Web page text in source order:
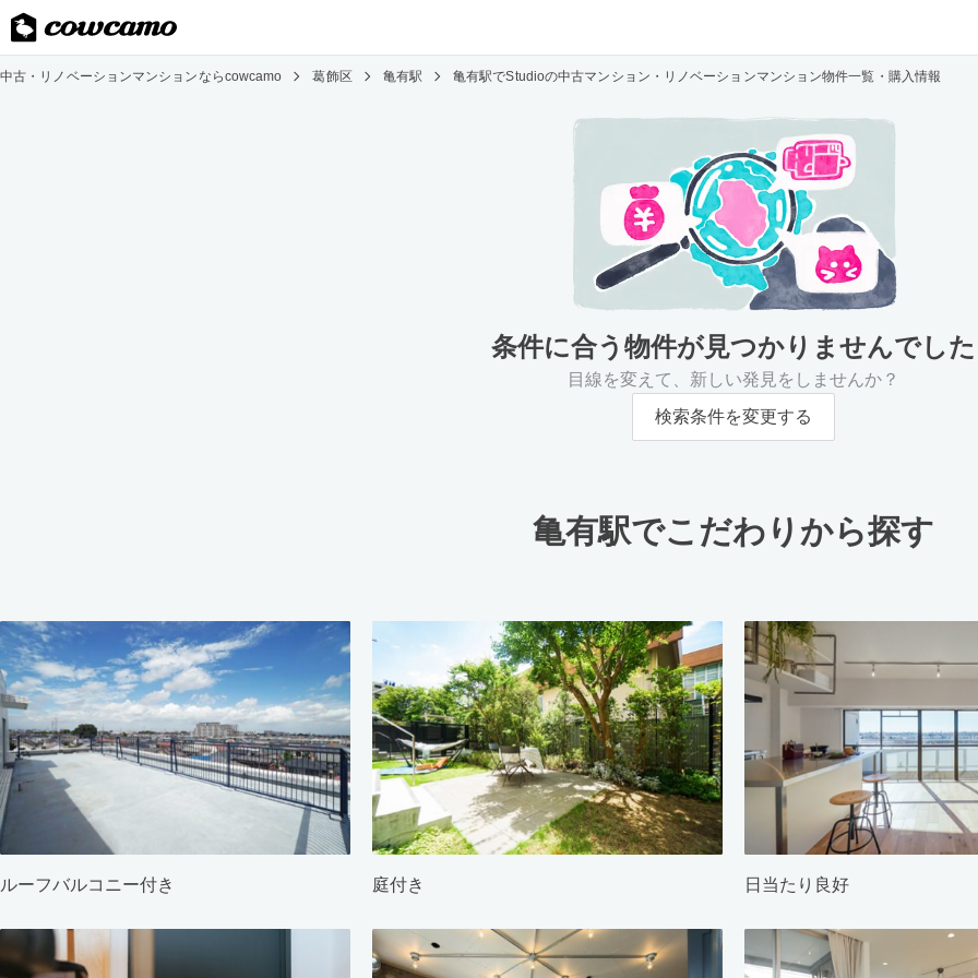
中古・リノベーションマンションならcowcamo 葛飾区 亀有駅 亀有駅でStudioの中古マンション・リノベーションマンション物件一覧・購入情報
条件に合う物件が見つかりませんでした
目線を変えて、新しい発見をしませんか？
検索条件を変更する
亀有駅でこだわりから探す
ルーフバルコニー付き 庭付き 日当たり良好